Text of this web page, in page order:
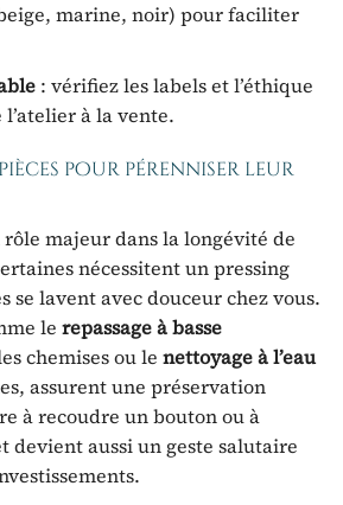
marine, noir) pour faciliter
: vérifiez les labels et l’éthique
à la vente.
pour pérenniser leur
majeur dans la longévité de
nécessitent un pressing
se lavent avec douceur chez vous.
le repassage à basse
chemises ou le nettoyage à l’eau
assurent une préservation
à recoudre un bouton ou à
devient aussi un geste salutaire